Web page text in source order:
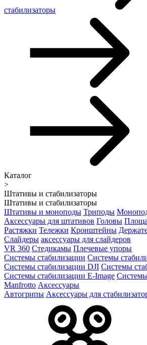
стабилизаторы
Каталог
>
Штативы и стабилизаторы
Штативы и стабилизаторы
Штативы и моноподы Триподы
Аксессуары для штативов Головы
Растяжки Тележки Кронштейны
Слайдеры аксессуары для слайдеров
VR 360 Стедикамы Плечевые упоры
Системы стабилизации Системы
Системы стабилизации DJI Системы
Системы стабилизации E-Image
Manfrotto Аксессуары
Автогрипы Аксессуары для